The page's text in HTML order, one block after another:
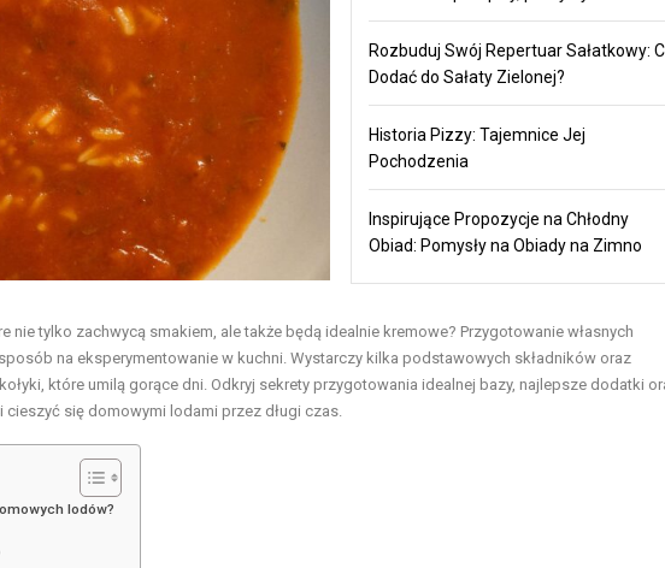
Rozbuduj Swój Repertuar Sałatkowy:
Dodać do Sałaty Zielonej?
Historia Pizzy: Tajemnice Jej
Pochodzenia
Inspirujące Propozycje na Chłodny
Obiad: Pomysły na Obiady na Zimno
tylko zachwycą smakiem, ale także będą idealnie kremowe? Przygotowanie własnych
na eksperymentowanie w kuchni. Wystarczy kilka podstawowych składników oraz
które umilą gorące dni. Odkryj sekrety przygotowania idealnej bazy, najlepsze dodatki
się domowymi lodami przez długi czas.
lodów?